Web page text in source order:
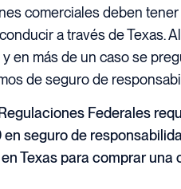
comerciales deben
a través de Texas.
en más de un caso se
de seguro de
Federales
seguro de
Texas para comprar